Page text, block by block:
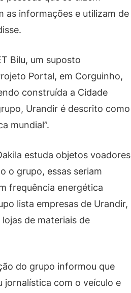
as informações e utilizam de
Bilu, um suposto
Portal, em Corguinho,
construída a Cidade
Urandir é descrito como
mundial”.
estuda objetos voadores
o grupo, essas seriam
frequência energética
lista empresas de Urandir,
de materiais de
do grupo informou que
jornalística com o veículo e